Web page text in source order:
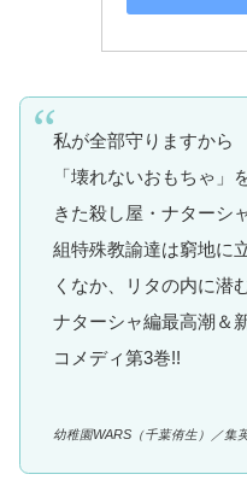
私が全部守りますから
「壊れないおもちゃ」
きた殺し屋・ナターシ
組特殊教諭達は窮地に
くなか、リタの内に潜
ナターシャ編最高潮＆
コメディ第3巻!!
幼稚園WARS（千葉侑生）／集